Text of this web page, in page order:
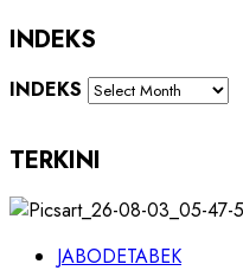
INDEKS
INDEKS
TERKINI
JABODETABEK